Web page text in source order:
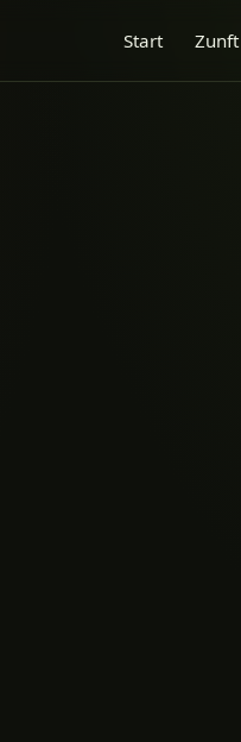
Start Zunft